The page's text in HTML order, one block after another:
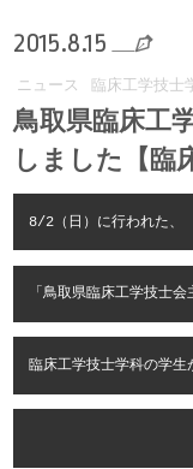
2015.8.15
ニュース 臨床工学技士
鳥取県臨床工
しました【臨
8/2（日）に行われた、
「鳥取県臨床工学技士
臨床工学技士学科の学生